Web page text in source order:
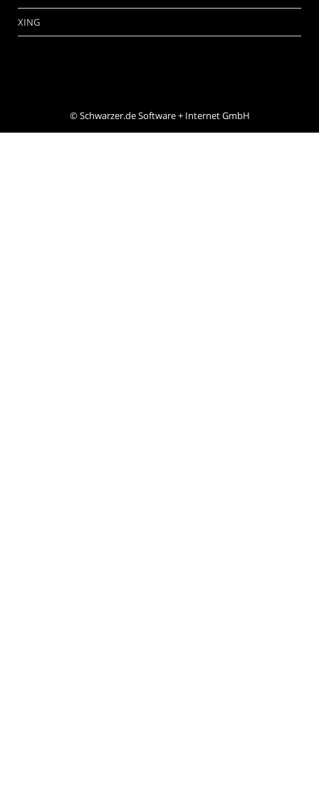
XING
©Schwarzer.de Software + Internet GmbH